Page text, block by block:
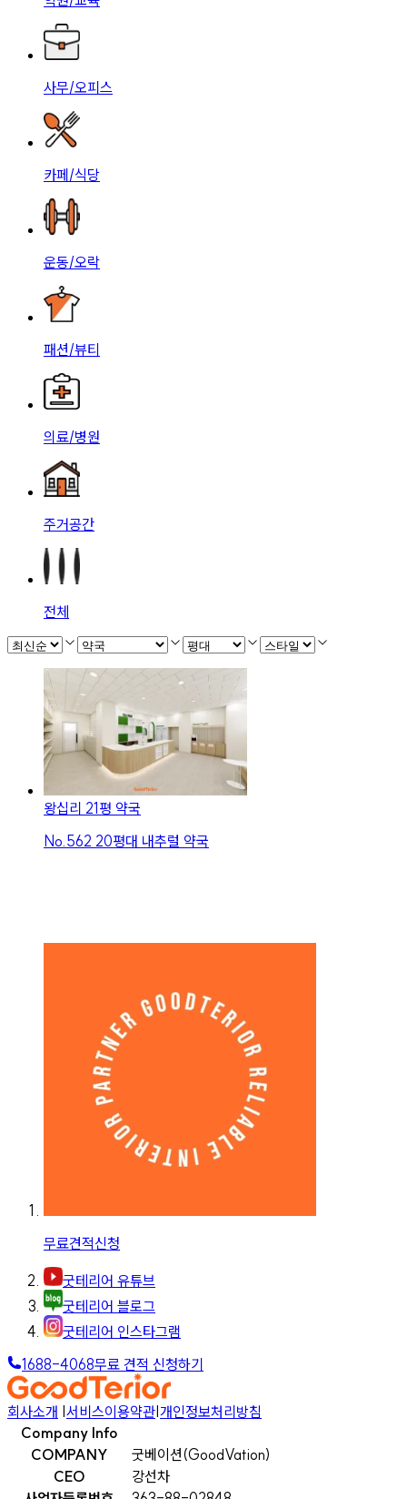
사무/오피스
카페/식당
운동/오락
패션/뷰티
의료/병원
주거공간
전체
왕십리 21평 약국
No. 562 20평대 내추럴 약국
무료견적신청
굿테리어 유튜브
굿테리어 블로그
굿테리어 인스타그램
1688-4068무료 견적 신청하기
회사소개 |서비스이용약관|개인정보처리방침
Company Info
COMPANY
굿베이션(GoodVation)
CEO
강선차